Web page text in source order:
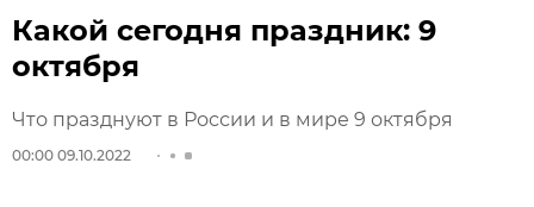
Какой сегодня праздник: 9
октября
Что празднуют в России и в мире 9 октября
00:00 09.10.2022